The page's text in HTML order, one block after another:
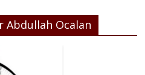
Abdullah Ocalan